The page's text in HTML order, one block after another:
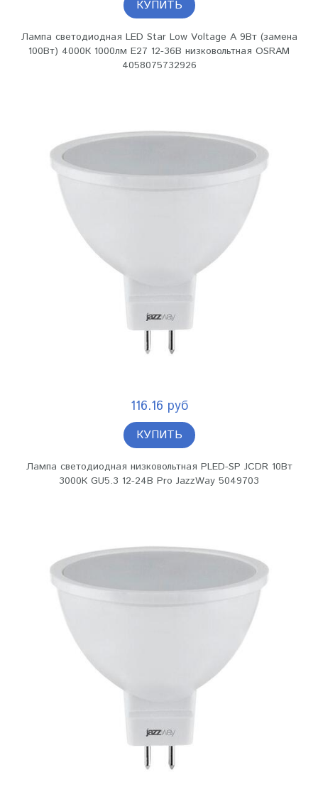
КУПИТЬ
Лампа светодиодная LED Star Low Voltage A 9Вт (замена
100Вт) 4000К 1000лм E27 12-36В низковольтная OSRAM
4058075732926
116.16 руб
КУПИТЬ
Лампа светодиодная низковольтная PLED-SP JCDR 10Вт
3000К GU5.3 12-24В Pro JazzWay 5049703